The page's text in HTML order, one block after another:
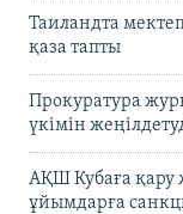
Таиландта
қаза тапты
Прокуратура
үкімін
АҚШ Кубаға қару
ұйымдарға